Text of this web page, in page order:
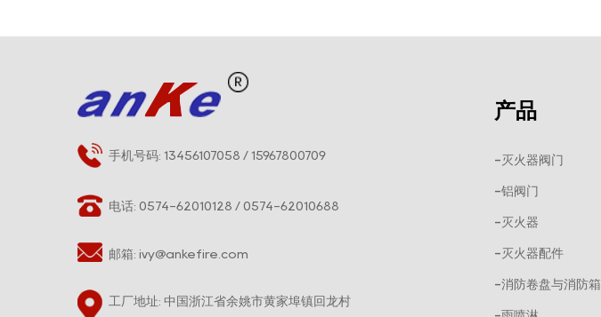
手机号码: 13456107058 / 15967800709
电话: 0574-62010128 / 0574-62010688
邮箱: ivy@ankefire.com
工厂地址: 中国浙江省余姚市黄家埠镇回龙村
产品
-灭火器阀门
-铝阀门
-灭火器
-灭火器配件
-消防卷盘与消防箱